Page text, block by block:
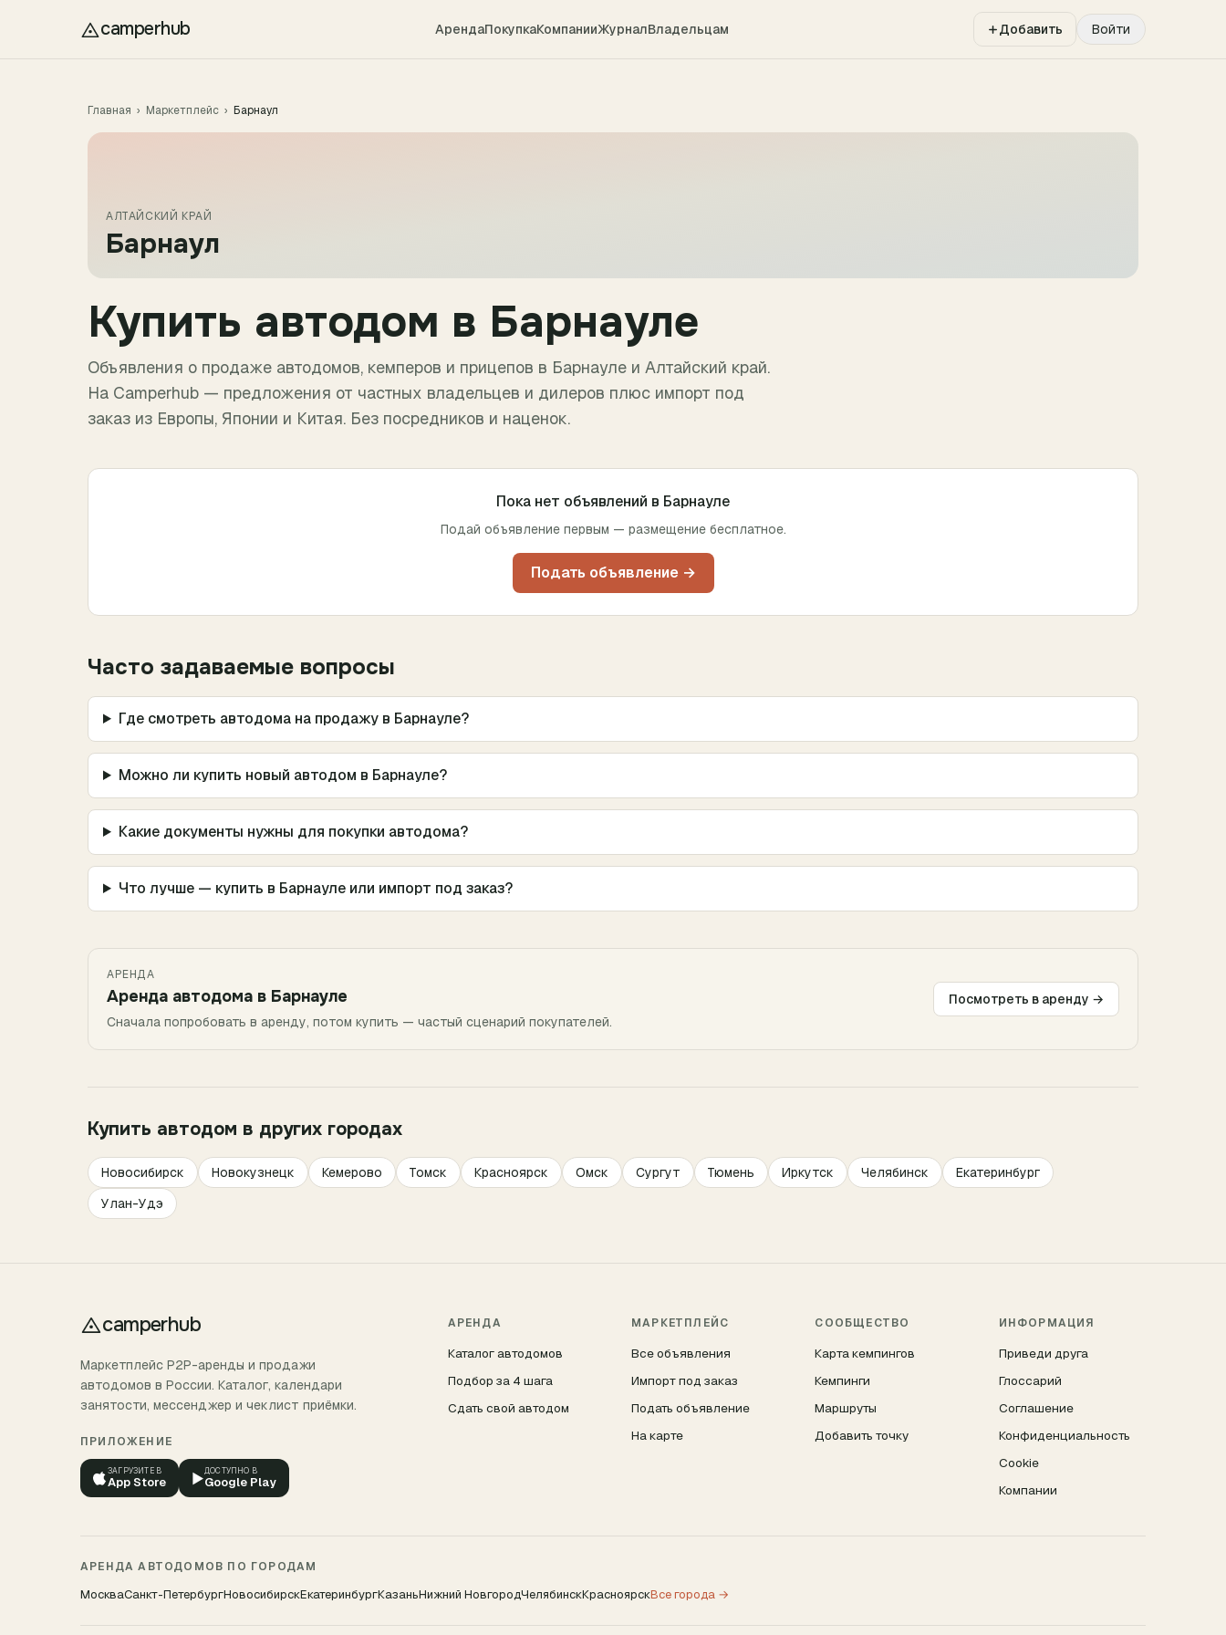
camperhub АрендаПокупкаКомпанииЖурналВладельцам Добавить Войти
Главная › Маркетплейс › Барнаул
АЛТАЙСКИЙ КРАЙ
Барнаул
Купить автодом в Барнауле
Объявления о продаже автодомов, кемперов и прицепов в Барнауле и Алтайский край.
На Camperhub — предложения от частных владельцев и дилеров плюс импорт под
заказ из Европы, Японии и Китая. Без посредников и наценок.
Пока нет объявлений в Барнауле
Подай объявление первым — размещение бесплатное.
Подать объявление →
Часто задаваемые вопросы
Где смотреть автодома на продажу в Барнауле?
Можно ли купить новый автодом в Барнауле?
Какие документы нужны для покупки автодома?
Что лучше — купить в Барнауле или импорт под заказ?
АРЕНДА
Аренда автодома в Барнауле
Сначала попробовать в аренду, потом купить — частый сценарий покупателей.
Посмотреть в аренду →
Купить автодом в других городах
Новосибирск Новокузнецк Кемерово Томск Красноярск Омск Сургут Тюмень Иркутск Челябинск
Екатеринбург
Улан-Удэ
camperhub
Маркетплейс P2P-аренды и продажи
автодомов в России. Каталог, календари
занятости, мессенджер и чеклист приёмки.
ПРИЛОЖЕНИЕ
ЗАГРУЗИТЕ В
App Store ▶ДОСТУПНО В
Google Play
АРЕНДА
Каталог автодомов
Подбор за 4 шага
Сдать свой автодом
МАРКЕТПЛЕЙС
Все объявления
Импорт под заказ
Подать объявление
На карте
СООБЩЕСТВО
Карта кемпингов
Кемпинги
Маршруты
Добавить точку
ИНФОРМАЦИЯ
Приведи друга
Глоссарий
Соглашение
Конфиденциальность
Cookie
Компании
АРЕНДА АВТОДОМОВ ПО ГОРОДАМ
МоскваСанкт-ПетербургНовосибирскЕкатеринбургКазаньНижний НовгородЧелябинскКрасноярскВсе города →